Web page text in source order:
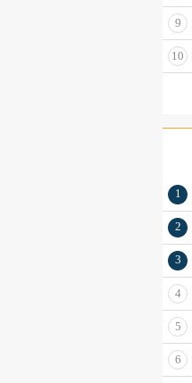
9
10
1
2
3
4
5
6